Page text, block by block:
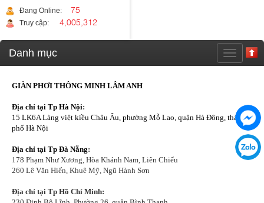
Đang Online: 75
Truy cập: 4,005,312
Danh mục
GIÀN PHƠI THÔNG MINH LÂM ANH
Địa chỉ tại Tp Hà Nội:
15 LK6A Làng việt kiều Châu Âu, phường Mỗ Lao, quận Hà Đông, thành
phố Hà Nội
Địa chỉ tại Tp Đà Nẵng:
178 Phạm Như Xương, Hòa Khánh Nam, Liên Chiểu
260 Lê Văn Hiến, Khuê Mỹ, Ngũ Hành Sơn
Địa chỉ tại Tp Hồ Chí Minh: